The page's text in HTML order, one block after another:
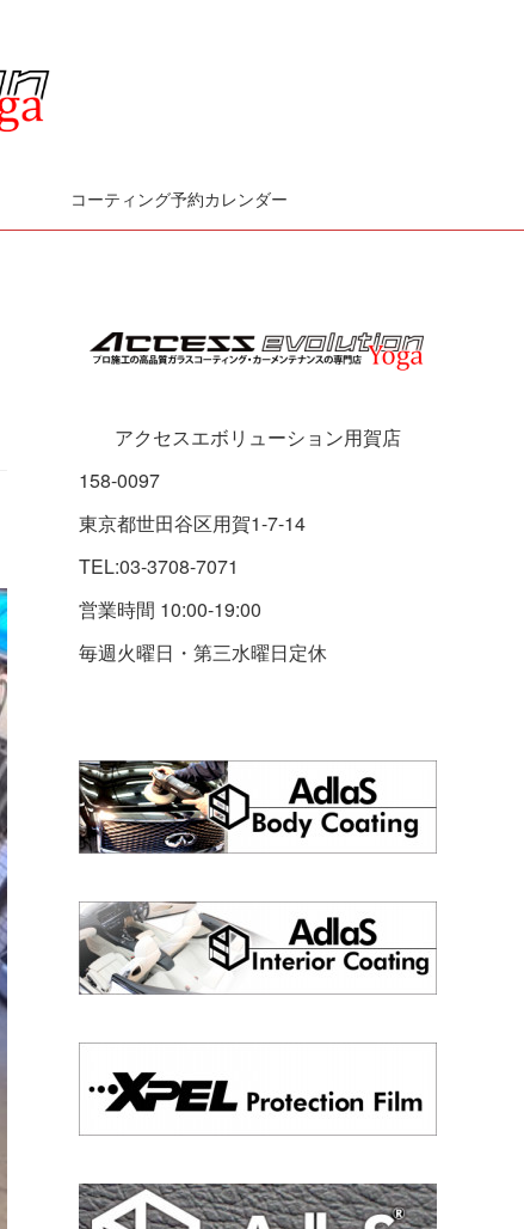
コーティング予約カレンダー
アクセスエボリューション用賀店
158-0097
東京都世田谷区用賀1-7-14
TEL:03-3708-7071
営業時間 10:00-19:00
毎週火曜日・第三水曜日定休